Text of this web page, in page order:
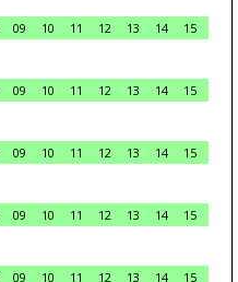
09 10 11 12 13 14
15
09 10 11 12 13 14
15
09 10 11 12 13 14
15
09 10 11 12 13 14
15
09 10 11 12 13 14
15